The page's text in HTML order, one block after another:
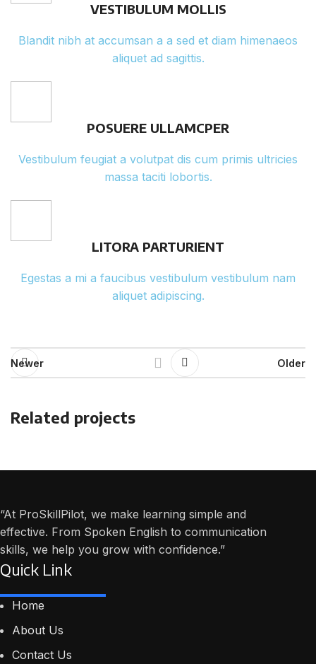
VESTIBULUM MOLLIS
Blandit nibh at accumsan a a sed et diam himenaeos
aliquet ad sagittis.
POSUERE ULLAMCPER
Vestibulum feugiat a volutpat dis cum primis ultricies
massa taciti lobortis.
LITORA PARTURIENT
Egestas a mi a faucibus vestibulum vestibulum nam
aliquet adipiscing.
Newer Older
Related projects
“At ProSkillPilot, we make learning simple and
effective. From Spoken English to communication
skills, we help you grow with confidence.”
Quick Link
Home
About Us
Contact Us